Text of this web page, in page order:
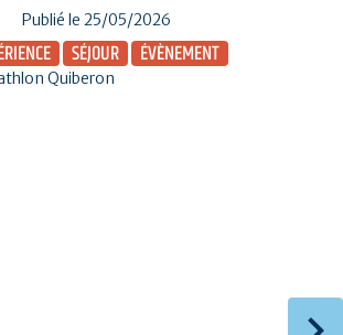
Publié le 25/05/2026
SÉJOUR ÉVÈNEMENT